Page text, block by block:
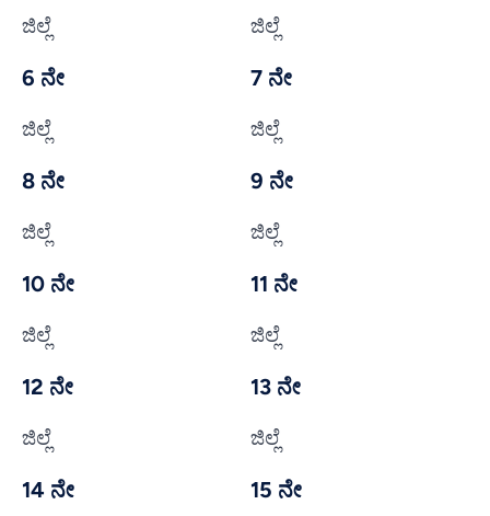
ಜಿಲ್ಲೆ ಜಿಲ್ಲೆ
6 ನೇ
ಜಿಲ್ಲೆ
7 ನೇ
ಜಿಲ್ಲೆ
8 ನೇ
ಜಿಲ್ಲೆ
9 ನೇ
ಜಿಲ್ಲೆ
10 ನೇ
ಜಿಲ್ಲೆ
11 ನೇ
ಜಿಲ್ಲೆ
12 ನೇ
ಜಿಲ್ಲೆ
13 ನೇ
ಜಿಲ್ಲೆ
14 ನೇ 15 ನೇ